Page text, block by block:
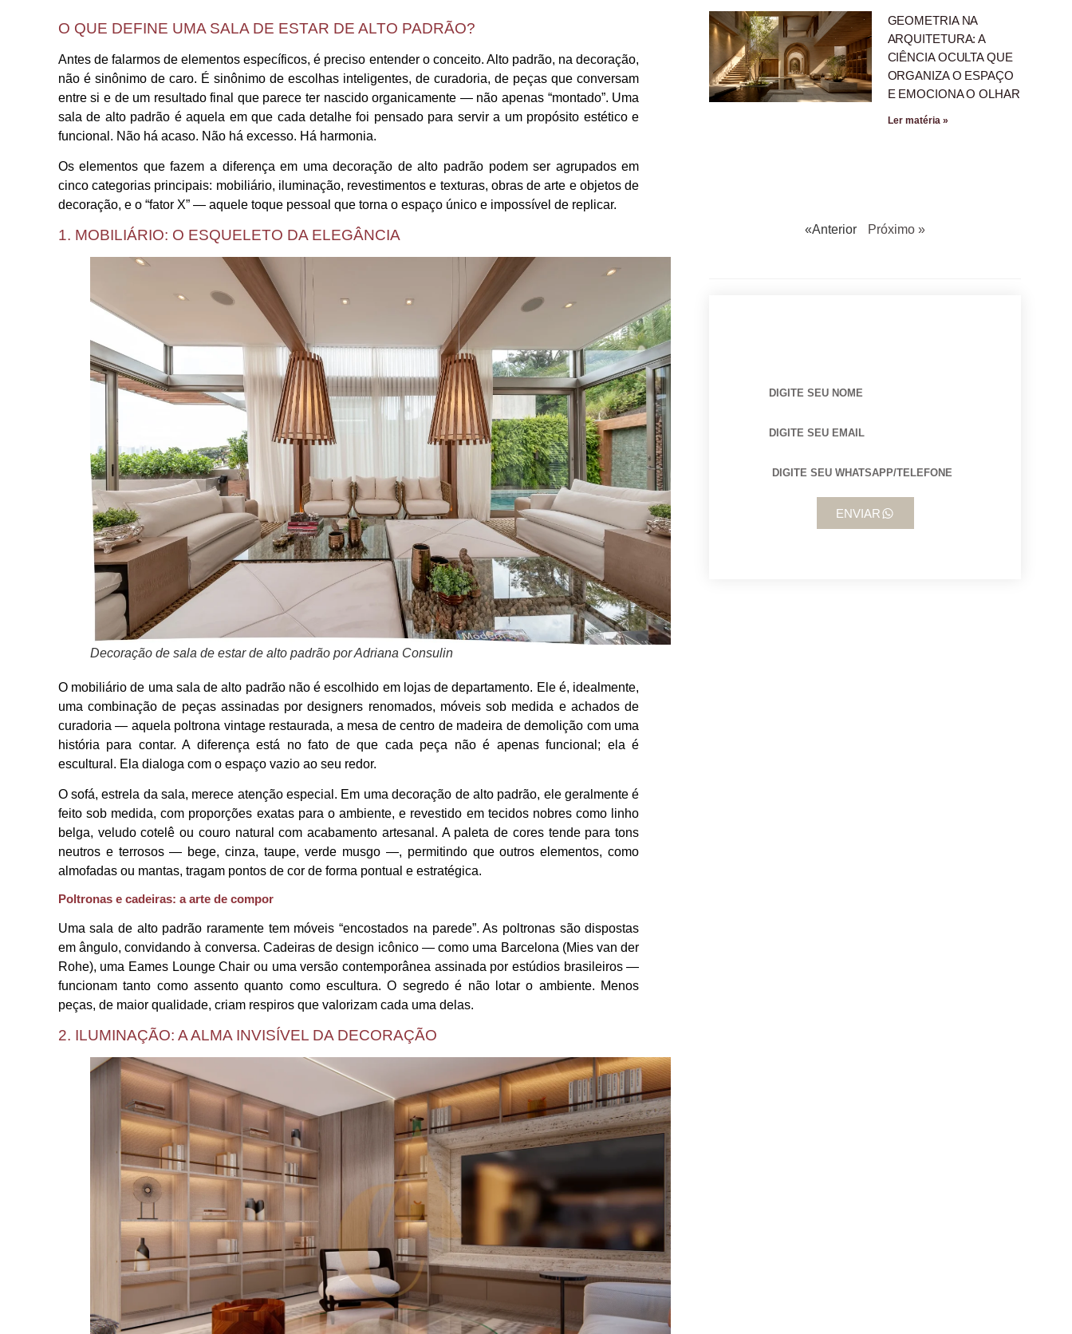
O QUE DEFINE UMA SALA DE ESTAR DE ALTO PADRÃO?
Antes de falarmos de elementos específicos, é preciso entender o conceito. Alto padrão, na decoração,
não é sinônimo de caro. É sinônimo de escolhas inteligentes, de curadoria, de peças que conversam
entre si e de um resultado final que parece ter nascido organicamente — não apenas “montado”. Uma
sala de alto padrão é aquela em que cada detalhe foi pensado para servir a um propósito estético e
funcional. Não há acaso. Não há excesso. Há harmonia.
Os elementos que fazem a diferença em uma decoração de alto padrão podem ser agrupados em
cinco categorias principais: mobiliário, iluminação, revestimentos e texturas, obras de arte e objetos de
decoração, e o “fator X” — aquele toque pessoal que torna o espaço único e impossível de replicar.
1. MOBILIÁRIO: O ESQUELETO DA ELEGÂNCIA
Decoração de sala de estar de alto padrão por Adriana Consulin
O mobiliário de uma sala de alto padrão não é escolhido em lojas de departamento. Ele é, idealmente,
uma combinação de peças assinadas por designers renomados, móveis sob medida e achados de
curadoria — aquela poltrona vintage restaurada, a mesa de centro de madeira de demolição com uma
história para contar. A diferença está no fato de que cada peça não é apenas funcional; ela é
escultural. Ela dialoga com o espaço vazio ao seu redor.
O sofá, estrela da sala, merece atenção especial. Em uma decoração de alto padrão, ele geralmente é
feito sob medida, com proporções exatas para o ambiente, e revestido em tecidos nobres como linho
belga, veludo cotelê ou couro natural com acabamento artesanal. A paleta de cores tende para tons
neutros e terrosos — bege, cinza, taupe, verde musgo —, permitindo que outros elementos, como
almofadas ou mantas, tragam pontos de cor de forma pontual e estratégica.
Poltronas e cadeiras: a arte de compor
Uma sala de alto padrão raramente tem móveis “encostados na parede”. As poltronas são dispostas
em ângulo, convidando à conversa. Cadeiras de design icônico — como uma Barcelona (Mies van der
Rohe), uma Eames Lounge Chair ou uma versão contemporânea assinada por estúdios brasileiros —
funcionam tanto como assento quanto como escultura. O segredo é não lotar o ambiente. Menos
peças, de maior qualidade, criam respiros que valorizam cada uma delas.
2. ILUMINAÇÃO: A ALMA INVISÍVEL DA DECORAÇÃO
GEOMETRIA NA
ARQUITETURA: A
CIÊNCIA OCULTA QUE
ORGANIZA O ESPAÇO
E EMOCIONA O OLHAR
Ler matéria »
«Anterior Próximo »
ENVIAR